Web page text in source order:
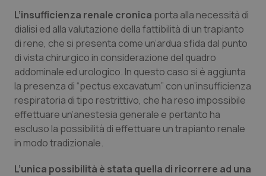
Provincia Autonoma di Bolzano
Provincia Autonoma di Trento
Puglia
Sardegna
Sicilia
Infezioni & Febbre
Ipertensione & Scompenso
Malattie rare
Malattia di Crohn & Rettocolite Ulcerosa
Neuroscienze & patologie neurodegenerative
L’insufficienza renale cronica porta alla necessità di
dialisi ed alla valutazione della fattibilità di un trapianto
di rene, che si presenta come un’ardua sfida dal punto
di vista chirurgico in considerazione del quadro
addominale ed urologico. In questo caso si è aggiunta
la presenza di “pectus excavatum” con un’insufficienza
respiratoria di tipo restrittivo, che ha reso impossibile
effettuare un’anestesia generale e pertanto ha
escluso la possibilità di effettuare un trapianto renale
in modo tradizionale.
L’unica possibilità è stata quella di ricorrere ad una